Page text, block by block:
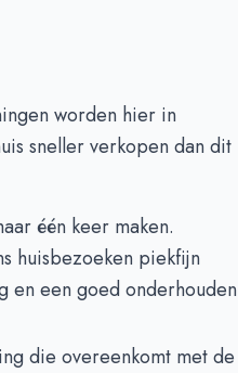
worden hier in
sneller verkopen dan dit
één keer maken.
huisbezoeken piekfijn
en een goed onderhouden
die overeenkomt met de